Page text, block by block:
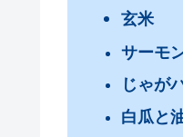
玄米
サーモ
じゃが
白瓜と